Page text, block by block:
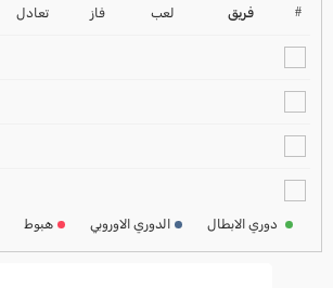
2024-2025
ترتيب الدوري
# فريق لعب فاز تعادل
دوري الابطال الدوري الاوروبي هبوط